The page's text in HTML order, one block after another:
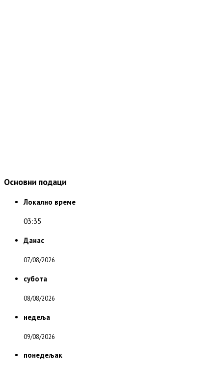
Основни подаци
Локално време
03:35
Данас
07/08/2026
субота
08/08/2026
недеља
09/08/2026
понедељак